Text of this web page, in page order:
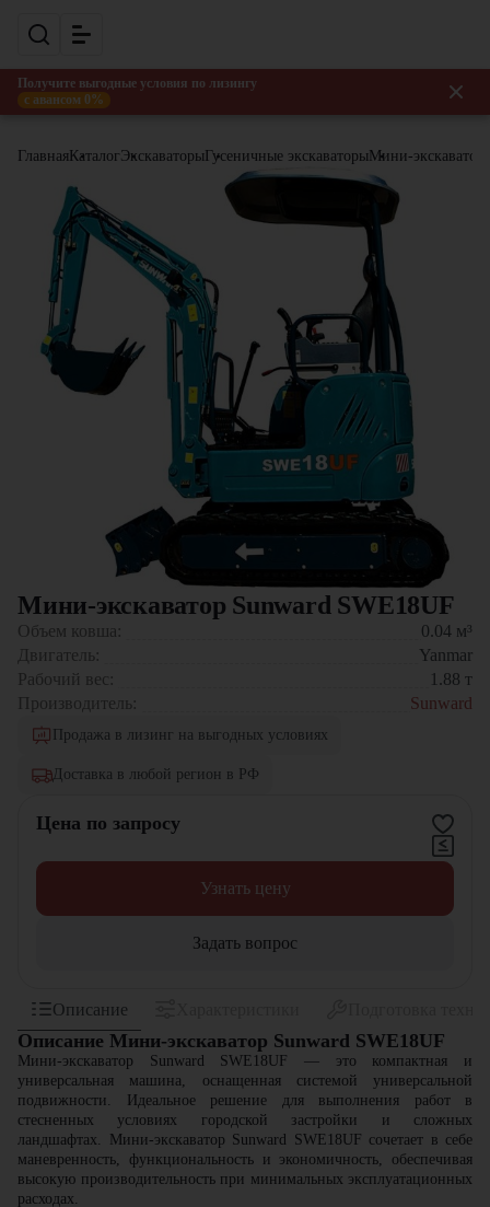
Получите выгодные условия по лизингу
с авансом 0%
Главная КаталогЭкскаваторы Гусеничные экскаваторыМини-
Мини-экскаватор Sunward SWE18UF
Объем ковша: 0.04 м³
Двигатель:
Yanmar
Рабочий вес:
1.88 т
Производитель:
Sunward
Продажа в лизинг на выгодных условиях
Доставка в любой регион в РФ
Цена по запросу
Узнать цену
Задать вопрос
Описание
Описание Мини-экскаватор Sunward SWE18UF
Мини-экскаватор Sunward SWE18UF — это компактная и
универсальная машина, оснащенная системой универсальной
подвижности. Идеальное решение для выполнения работ в
стесненных условиях городской застройки и сложных
ландшафтах. Мини-экскаватор Sunward SWE18UF сочетает в себе
маневренность, функциональность и экономичность, обеспечивая
высокую производительность при минимальных эксплуатационных
расходах.